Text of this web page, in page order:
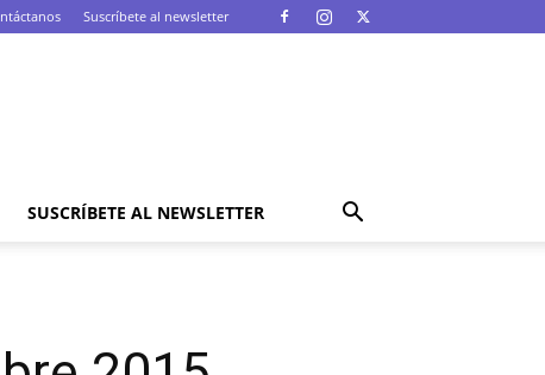
Suscríbete al newsletter
SUSCRÍBETE AL NEWSLETTER